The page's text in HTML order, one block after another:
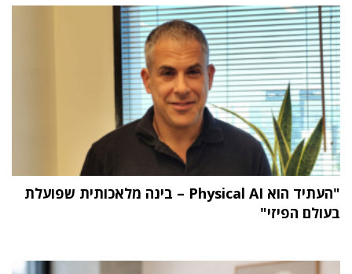
"העתיד הוא Physical AI – בינה מלאכותית שפועלת
בעולם הפיזי"